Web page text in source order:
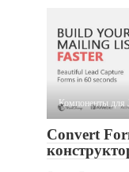
Компоненты для
Convert